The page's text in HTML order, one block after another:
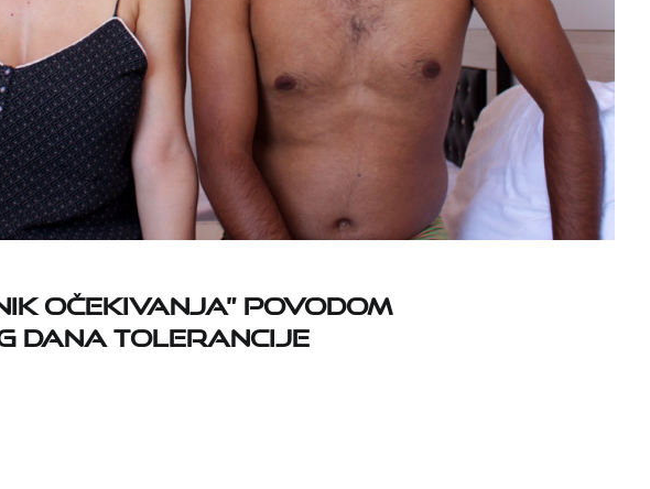
očekivanja” povodom
dana tolerancije